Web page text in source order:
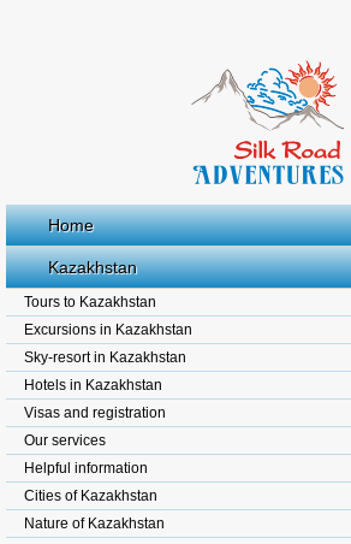
Home
Kazakhstan
Tours to Kazakhstan
Excursions in Kazakhstan
Sky-resort in Kazakhstan
Hotels in Kazakhstan
Visas and registration
Our services
Helpful information
Cities of Kazakhstan
Nature of Kazakhstan